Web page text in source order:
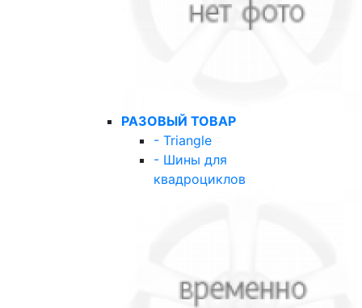
РАЗОВЫЙ ТОВАР
- Triangle
- Шины для
квадроциклов